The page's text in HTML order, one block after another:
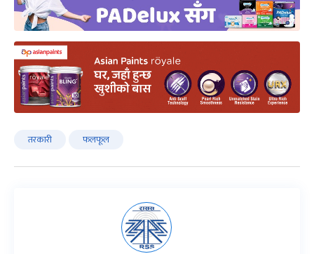
तरकारी फलफूल